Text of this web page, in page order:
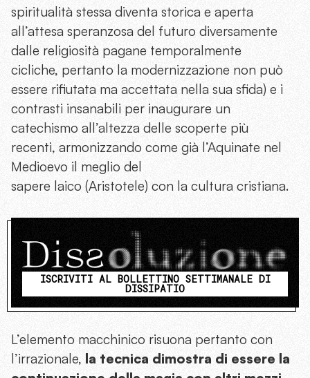
spiritualità stessa diventa storica e aperta
all’attesa speranzosa del futuro diversamente
dalle religiosità pagane temporalmente
cicliche, pertanto la modernizzazione non può
essere rifiutata ma accettata nella sua sfida) e i
contrasti insanabili per inaugurare un
catechismo all’altezza delle scoperte più
recenti, armonizzando come già l’Aquinate nel
Medioevo il meglio del
sapere laico (Aristotele) con la cultura cristiana.
ISCRIVITI AL BOLLETTINO SETTIMANALE DI
DISSIPATIO
L’elemento macchinico risuona pertanto con
l’irrazionale, la tecnica dimostra di essere la